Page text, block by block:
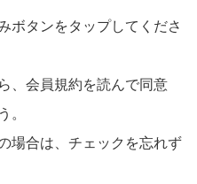
ボタンをタップしてくださ
、会員規約を読んで同意
。
場合は、チェックを忘れず